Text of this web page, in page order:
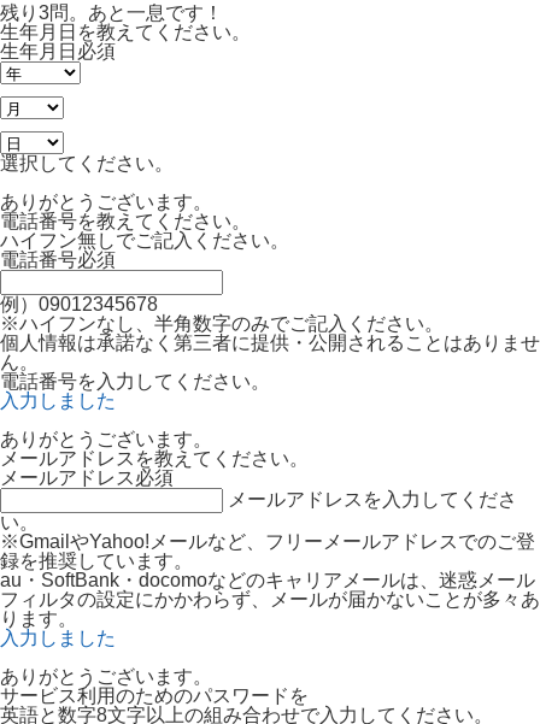
残り3問。あと一息です！
生年月日を教えてください。
生年月日 必須
選択してください。
ありがとうございます。
電話番号を教えてください。
ハイフン無しでご記入ください。
電話番号必須
例）09012345678
※ハイフンなし、半角数字のみでご記入ください。
個人情報は承諾なく第三者に提供・公開されることはありませ
ん。
電話番号を入力してください。
入力しました
ありがとうございます。
メールアドレスを教えてください。
メールアドレス必須
メールアドレスを入力してくださ
い。
※GmailやYahoo!メールなど、フリーメールアドレスでのご登
録を推奨しています。
au・SoftBank・docomoなどのキャリアメールは、迷惑メール
フィルタの設定にかかわらず、メールが届かないことが多々あ
ります。
入力しました
ありがとうございます。
サービス利用のためのパスワードを
英語と数字8文字以上の組み合わせで入力してください。